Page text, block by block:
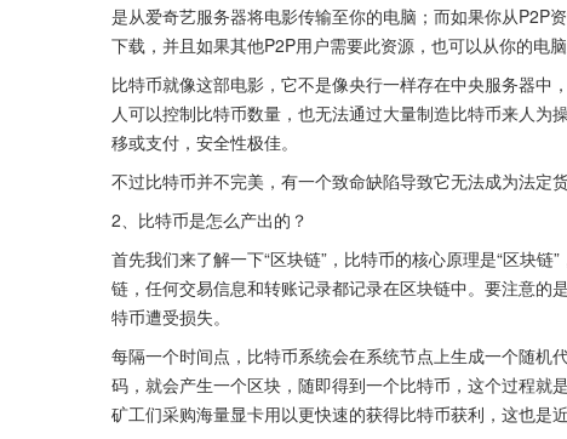
是从爱奇艺服务器将电影传输至你的电脑；而如果你从P2P
下载，并且如果其他P2P用户需要此资源，也可以从你的电脑
比特币就像这部电影，它不是像央行一样存在中央服务器
人可以控制比特币数量，也无法通过大量制造比特币来人
移或支付，安全性极佳。
不过比特币并不完美，有一个致命缺陷导致它无法成为法定
2、比特币是怎么产出的？
首先我们来了解一下“区块链”，比特币的核心原理是“区块
链，任何交易信息和转账记录都记录在区块链中。要注意的
特币遭受损失。
每隔一个时间点，比特币系统会在系统节点上生成一个随
码，就会产生一个区块，随即得到一个比特币，这个过程就
矿工们采购海量显卡用以更快速的获得比特币获利，这也是